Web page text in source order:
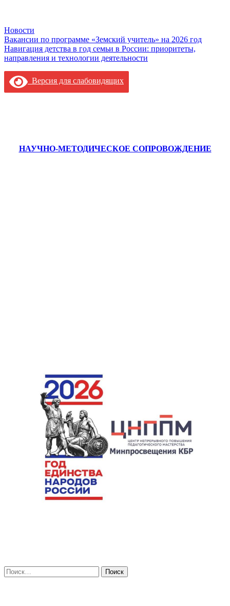
Новости
Навигация
по
записям
Вакансии по программе «Земский учитель» на 2026 год
Навигация детства в год семьи в России: приоритеты,
направления и технологии деятельности
Версия для слабовидящих
НАУЧНО-МЕТОДИЧЕСКОЕ СОПРОВОЖДЕНИЕ
Искать: